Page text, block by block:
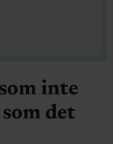
inte
det